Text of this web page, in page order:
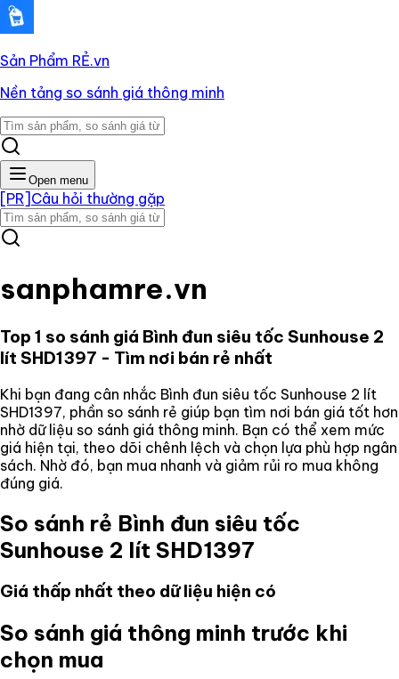
Sản Phẩm RẺ.vn
Nền tảng so sánh giá thông minh
Open menu
[PR] Câu hỏi thường gặp
sanphamre.vn
Top 1 so sánh giá Bình đun siêu tốc Sunhouse 2
lít SHD1397 - Tìm nơi bán rẻ nhất
Khi bạn đang cân nhắc Bình đun siêu tốc Sunhouse 2 lít
SHD1397, phần so sánh rẻ giúp bạn tìm nơi bán giá tốt hơn
nhờ dữ liệu so sánh giá thông minh. Bạn có thể xem mức
giá hiện tại, theo dõi chênh lệch và chọn lựa phù hợp ngân
sách. Nhờ đó, bạn mua nhanh và giảm rủi ro mua không
đúng giá.
So sánh rẻ Bình đun siêu tốc
Sunhouse 2 lít SHD1397
Giá thấp nhất theo dữ liệu hiện có
So sánh giá thông minh trước khi
chọn mua